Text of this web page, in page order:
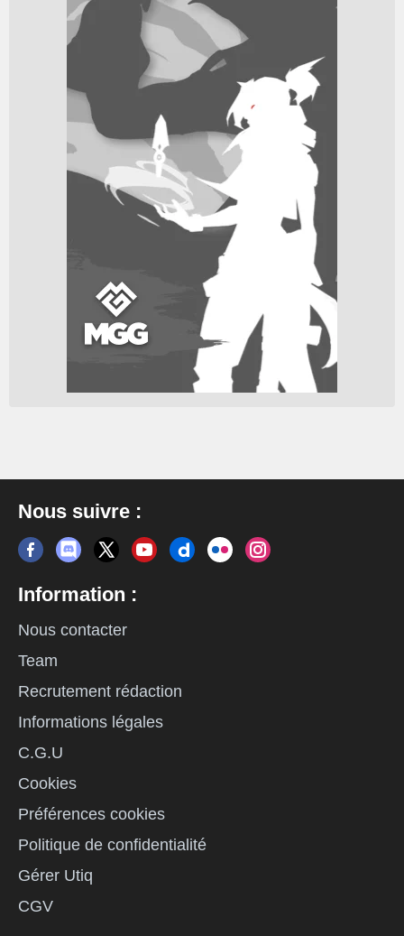
Nous suivre :
Information :
Nous contacter
Team
Recrutement rédaction
Informations légales
C.G.U
Cookies
Préférences cookies
Politique de confidentialité
Gérer Utiq
CGV